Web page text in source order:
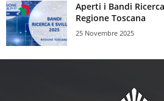
Aperti i Bandi
Regione Toscana
25 Novembre 2025